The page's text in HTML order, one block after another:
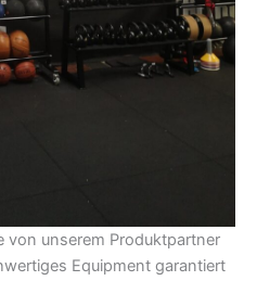
unserem Produktpartner
Equipment garantiert